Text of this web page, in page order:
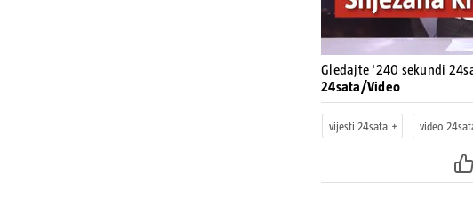
Gledajte '240 sekundi
24sata/Video
vijesti 24sata video